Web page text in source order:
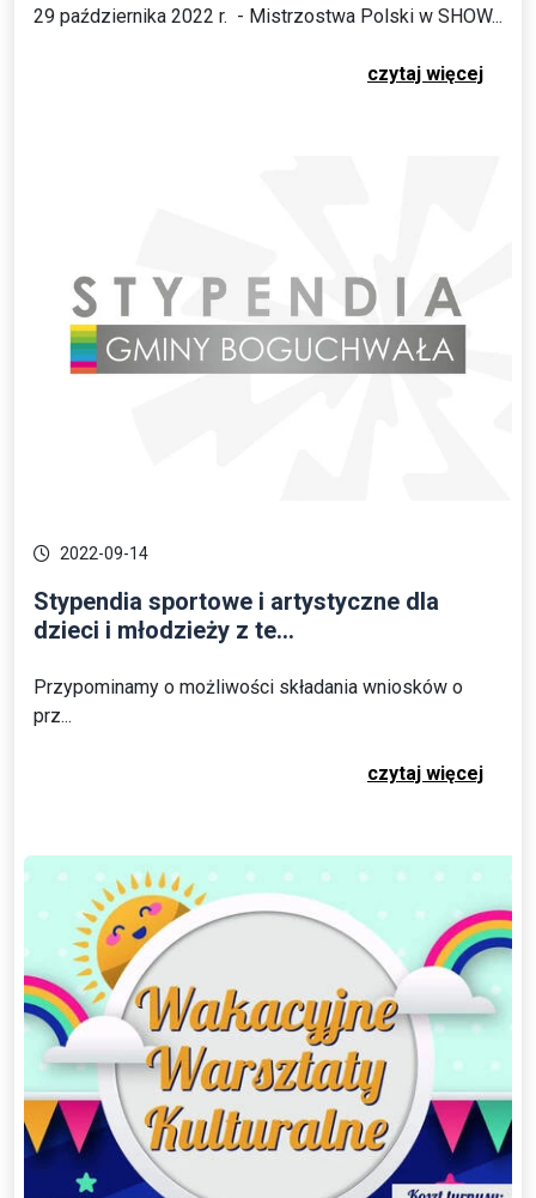
29 października 2022 r. - Mistrzostwa Polski w SHOW...
czytaj więcej
2022-09-14
Stypendia sportowe i artystyczne dla
dzieci i młodzieży z te...
Przypominamy o możliwości składania wniosków o
prz...
czytaj więcej